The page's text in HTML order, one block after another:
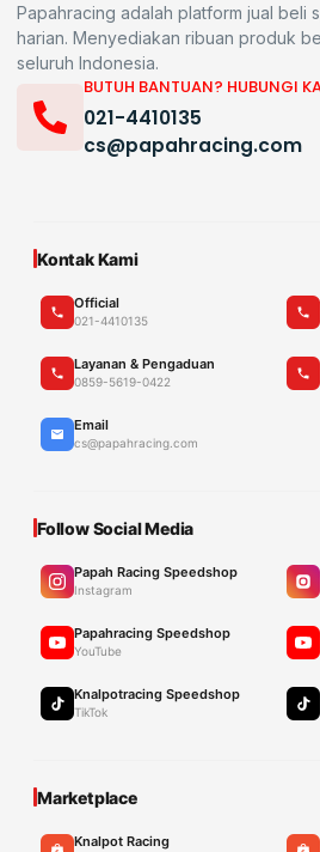
Papahracing adalah platform jual beli
harian. Menyediakan ribuan produk
seluruh Indonesia.
BUTUH BANTUAN? HUBUNGI
021-4410135
cs@papahracing.com
Kontak Kami
Official
021-4410135
Layanan & Pengaduan
0859-5619-0422
Email
cs@papahracing.com
Follow Social Media
Papah Racing Speedshop
Instagram
Papahracing Speedshop
YouTube
Knalpotracing Speedshop
TikTok
Marketplace
Knalpot Racing